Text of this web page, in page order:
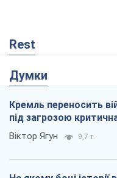
Rest
Думки
Кремль переносить
під загрозою
Віктор Ягун 9,7 т.